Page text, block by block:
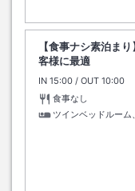
【食事ナシ素泊ま
客様に最適
IN チェックイン
15:00 / OUT チェッ
10:00
食事なし
ツインベッドルーム